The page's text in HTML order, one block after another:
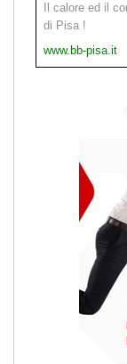
Il calore ed il
di Pisa !
www.bb-pisa.it